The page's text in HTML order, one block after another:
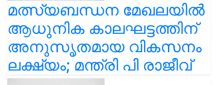
മത്സ്യബന്ധന മേഖലയിൽ
ആധുനിക കാലഘട്ടത്തിന്
അനുസൃതമായ വികസനം
ലക്ഷ്യം; മന്ത്രി പി രാജീവ്